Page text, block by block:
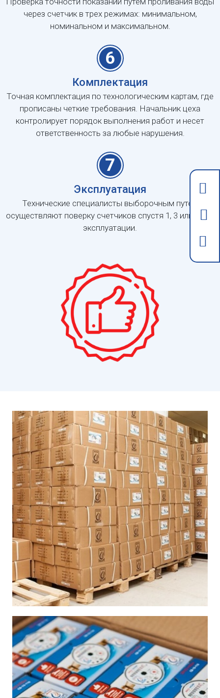
через счетчик в трех режимах: минимальном,
номинальном и максимальном.
6
Комплектация
Точная комплектация по технологическим картам, где
прописаны четкие требования. Начальник цеха
контролирует порядок выполнения работ и несет
ответственность за любые нарушения.
7
Эксплуатация
Технические специалисты выборочным путем
осуществляют поверку счетчиков спустя 1, 3 или 5 лет
эксплуатации.